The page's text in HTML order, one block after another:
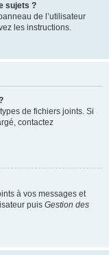
sujets ?
de l’utilisateur
les instructions.
de fichiers joints. Si
contactez
à vos messages et
puis Gestion des